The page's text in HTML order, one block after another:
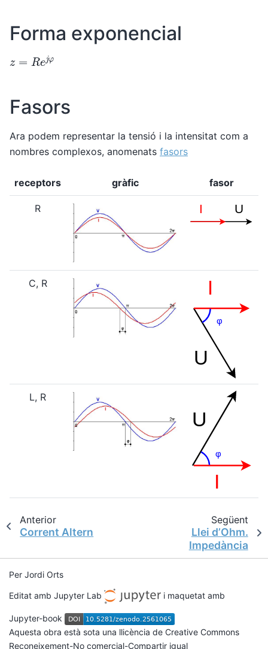
Forma exponencial
ej φ
Fasors
Ara podem representar la tensió i la intensitat com a
nombres complexos, anomenats fasors
receptors gràfic fasor
R
C, R
L, R
Anterior
Corrent Altern
Següent
Llei d’Ohm.
Impedància
Per Jordi Orts
Editat amb Jupyter Lab i maquetat amb
Jupyter-book
Aquesta obra està sota una llicència de Creative Commons
Reconeixement-No comercial-Compartir igual